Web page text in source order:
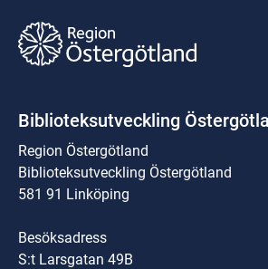
Biblioteksutveckling
Region Östergötland
Biblioteksutveckling Östergötland
581 91 Linköping
Besöksadress
S:t Larsgatan 49B